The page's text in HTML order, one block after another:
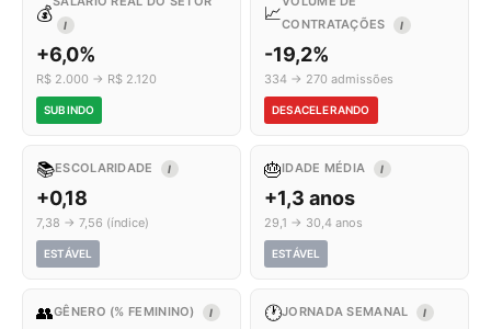
💰
I
+6,0%
R$ 2.000 → R$ 2.120
SUBINDO
📈CONTRATAÇÕES
I
-19,2%
334 → 270 admissões
DESACELERANDO
📚ESCOLARIDADE I
+0,18
7,38 → 7,56 (índice)
ESTÁVEL
🎂IDADE MÉDIA I
+1,3 anos
29,1 → 30,4 anos
ESTÁVEL
👥GÊNERO (% FEMININO) I 🕐JORNADA SEMANAL I